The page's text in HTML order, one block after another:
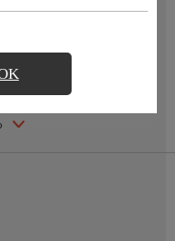
アプリ視聴
オーラ」を武器に、見て
のバラエティ番組!
ップアイドルへと成長し